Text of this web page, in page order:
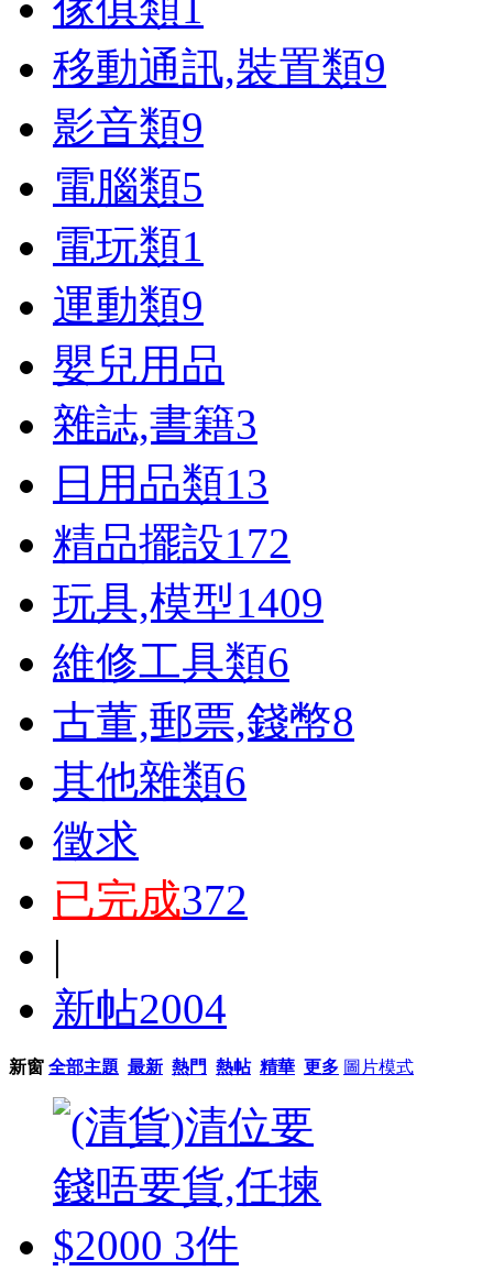
移動通訊,裝置類9
影音類9
電腦類5
電玩類1
運動類9
嬰兒用品
雜誌,書籍3
日用品類13
精品擺設172
玩具,模型1409
維修工具類6
古董,郵票,錢幣8
其他雜類6
徵求
已完成372
|
新帖2004
新窗 全部主題 最新 熱門 熱帖 精華 更多 圖片模式